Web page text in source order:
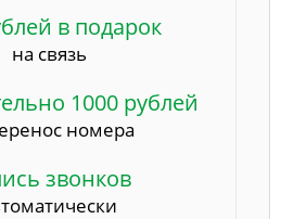
в подарок
на связь
1000 рублей
номера
звонков